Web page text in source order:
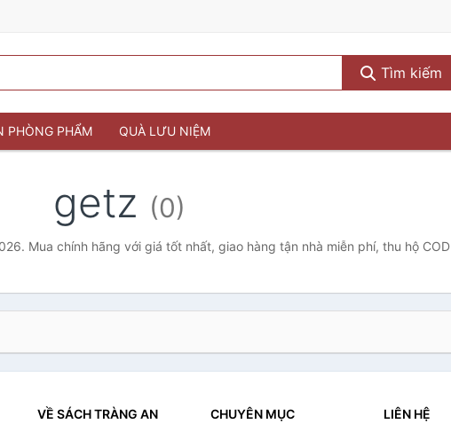
Tìm kiếm
PHÒNG PHẨM QUÀ LƯU NIỆM
getz (0)
Mua chính hãng với giá tốt nhất, giao hàng tận nhà miễn phí, thu hộ COD
VỀ SÁCH TRÀNG AN CHUYÊN MỤC LIÊN HỆ